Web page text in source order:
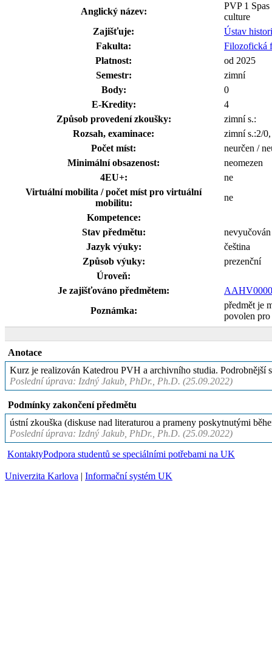
Anglický název:
PVP 1
culture
Zajišťuje:
Ústav
Fakulta:
Filozofická
Platnost:
od 2025
Semestr:
zimní
Body:
0
E-Kredity:
4
Způsob provedení zkoušky:
zimní s.:
Rozsah, examinace:
zimní s.:2/
Počet míst:
neurčen /
Minimální obsazenost:
neomezen
4EU+:
ne
Virtuální mobilita / počet míst pro virtuální
mobilitu:
ne
Kompetence:
Stav předmětu:
nevyučován
Jazyk výuky:
čeština
Způsob výuky:
prezenční
Úroveň:
Je zajišťováno předmětem:
Poznámka:
předmět je
povolen
Anotace
Kurz je realizován Katedrou PVH a archivního studia. Podrobnější
Poslední úprava: Izdný Jakub, PhDr., Ph.D. (25.09.2022)
Podmínky zakončení předmětu
ústní zkouška (diskuse nad literaturou a prameny poskytnutými
Poslední úprava: Izdný Jakub, PhDr., Ph.D. (25.09.2022)
KontaktyPodpora studentů se speciálními potřebami na UK
Univerzita Karlova | Informační systém UK